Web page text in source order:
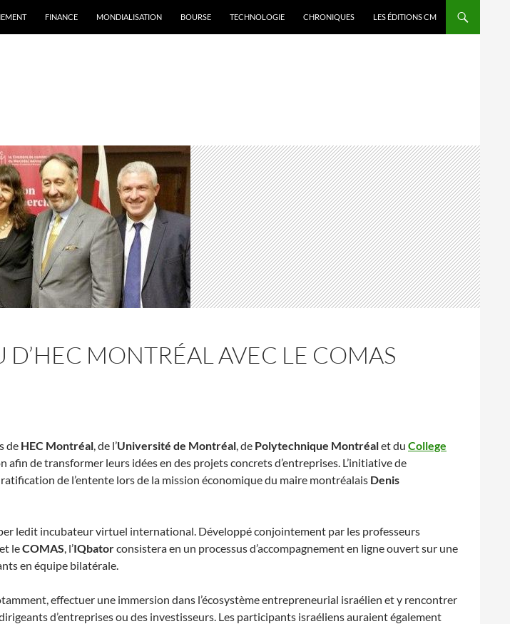
FINANCE MONDIALISATION BOURSE TECHNOLOGIE CHRONIQUES LES ÉDITIONS CM
D’HEC MONTRÉAL AVEC LE COMAS
de HEC Montréal, de l’Université de Montréal, de Polytechnique Montréalet du College
de transformer leurs idées en des projets concrets d’entreprises. L’initiative de
de l’entente lors de la mission économique du maire montréalais Denis
ledit incubateur virtuel international. Développé conjointement par les professeurs
et leCOMAS, l’IQbatorconsistera en un processus d’accompagnement en ligne ouvert sur une
en équipe bilatérale.
effectuer une immersion dans l’écosystème entrepreneurial israélien et y rencontrer
d’entreprises ou des investisseurs. Les participants israéliens auraient également